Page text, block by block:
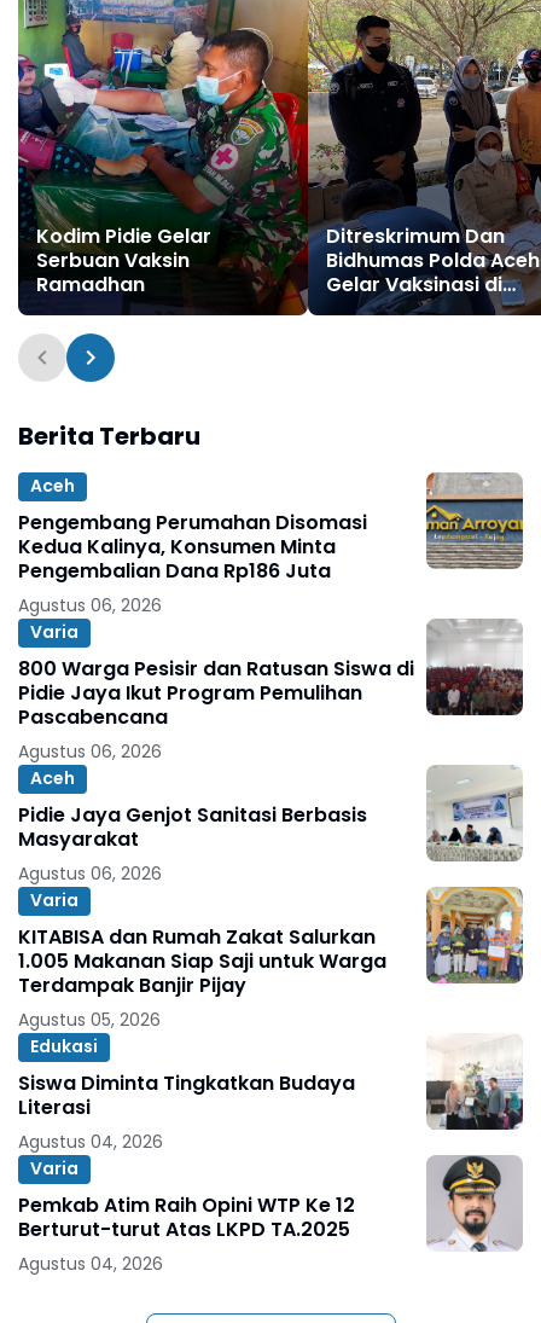
Kodim Pidie Gelar
Serbuan Vaksin
Ramadhan
Ditreskrimum Dan
Bidhumas Polda Aceh
Gelar Vaksinasi di
Pelabuhan Ulee Lheue
Berita Terbaru
Aceh
Pengembang Perumahan Disomasi
Kedua Kalinya, Konsumen Minta
Pengembalian Dana Rp186 Juta
Agustus 06, 2026
Varia
800 Warga Pesisir dan Ratusan Siswa di
Pidie Jaya Ikut Program Pemulihan
Pascabencana
Agustus 06, 2026
Aceh
Pidie Jaya Genjot Sanitasi Berbasis
Masyarakat
Agustus 06, 2026
Varia
KITABISA dan Rumah Zakat Salurkan
1.005 Makanan Siap Saji untuk Warga
Terdampak Banjir Pijay
Agustus 05, 2026
Edukasi
Siswa Diminta Tingkatkan Budaya
Literasi
Agustus 04, 2026
Varia
Pemkab Atim Raih Opini WTP Ke 12
Berturut-turut Atas LKPD TA.2025
Agustus 04, 2026